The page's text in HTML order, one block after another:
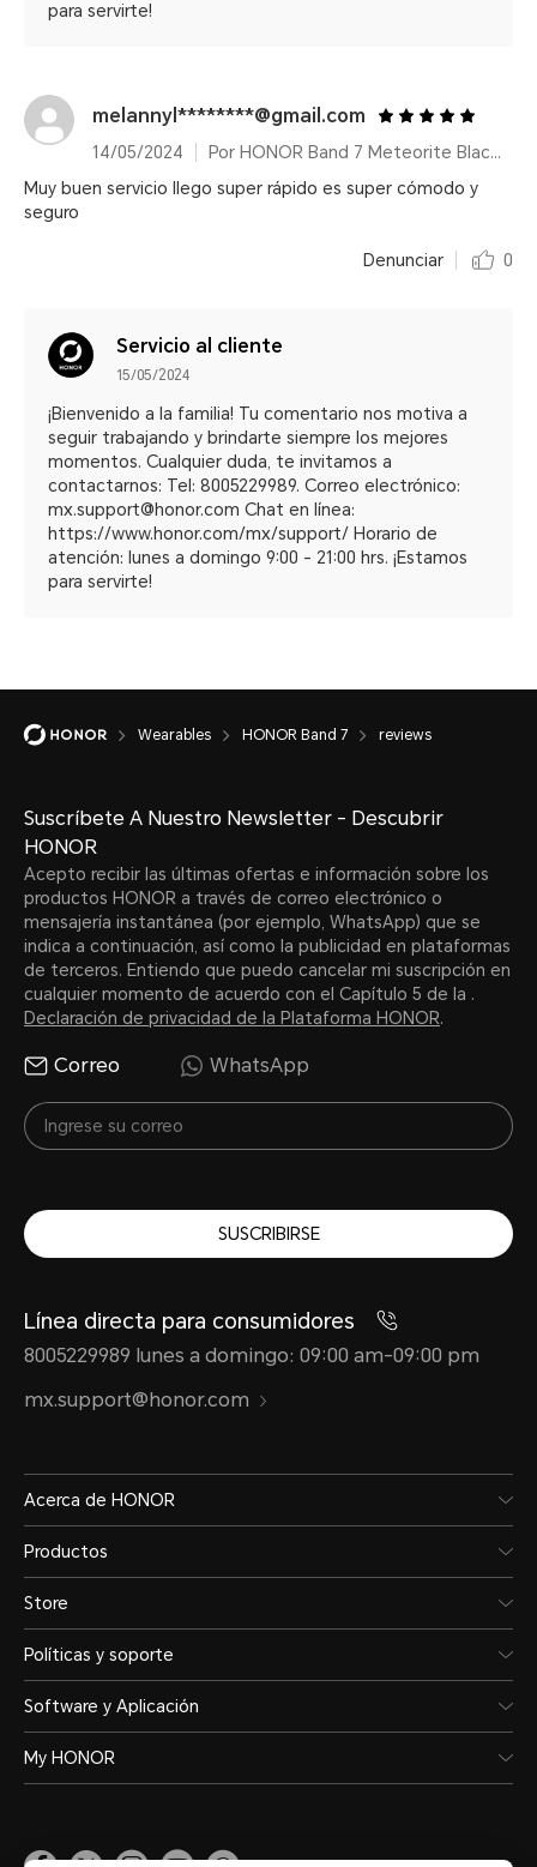
para servirte!
melannyl********@gmail.com
14/05/2024
Por HONOR Band 7 Meteorite Black/14 días de duración de batería
Muy buen servicio llego super rápido es super cómodo y
seguro
Denunciar 0
Servicio al cliente
15/05/2024
¡Bienvenido a la familia! Tu comentario nos motiva a
seguir trabajando y brindarte siempre los mejores
momentos. Cualquier duda, te invitamos a
contactarnos: Tel: 8005229989. Correo electrónico:
mx.support@honor.com Chat en línea:
https://www.honor.com/mx/support/ Horario de
atención: lunes a domingo 9:00 - 21:00 hrs. ¡Estamos
para servirte!
Wearables HONOR Band 7 reviews
Suscríbete A Nuestro Newsletter - Descubrir
HONOR
Acepto recibir las últimas ofertas e información sobre los
productos HONOR a través de correo electrónico o
mensajería instantánea (por ejemplo, WhatsApp) que se
indica a continuación, así como la publicidad en plataformas
de terceros. Entiendo que puedo cancelar mi suscripción en
cualquier momento de acuerdo con el Capítulo 5 de la .
Declaración de privacidad de la Plataforma HONOR.
Correo WhatsApp
SUSCRIBIRSE
Línea directa para consumidores
8005229989 lunes a domingo: 09:00 am-09:00 pm
mx.support@honor.com
Acerca de HONOR
Productos
Store
Políticas y soporte
Software y Aplicación
My HONOR